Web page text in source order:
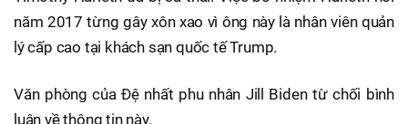
năm 2017 từng gây xôn xao vì ông này là nhân viên quản
lý cấp cao tại khách sạn quốc tế Trump.
Văn phòng của Đệ nhất phu nhân Jill Biden từ chối bình
luận về thông tin này.